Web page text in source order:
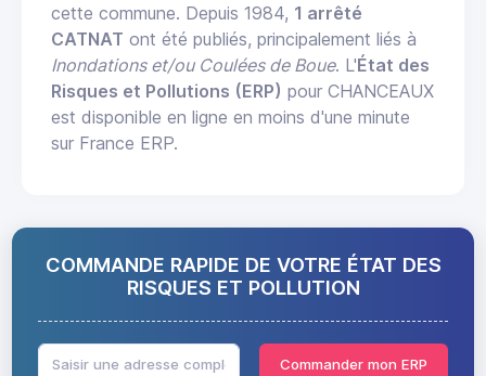
cette commune. Depuis 1984, 1 arrêté
CATNAT ont été publiés, principalement liés à
Inondations et/ou Coulées de Boue. L'État des
Risques et Pollutions (ERP) pour CHANCEAUX
est disponible en ligne en moins d'une minute
sur France ERP.
COMMANDE RAPIDE DE VOTRE ÉTAT DES
RISQUES ET POLLUTION
Commander mon ERP